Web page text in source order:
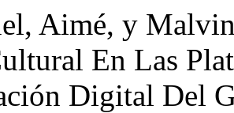
Aimé, y
En Las
Digital Del